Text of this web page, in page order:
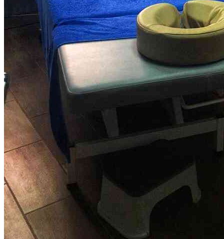
Аппарат Миндрей Рексона 6
УЗИ-диагностика органов
Проверьте здоровье без волнения
Быстро, точно, комфортно
Подробнее